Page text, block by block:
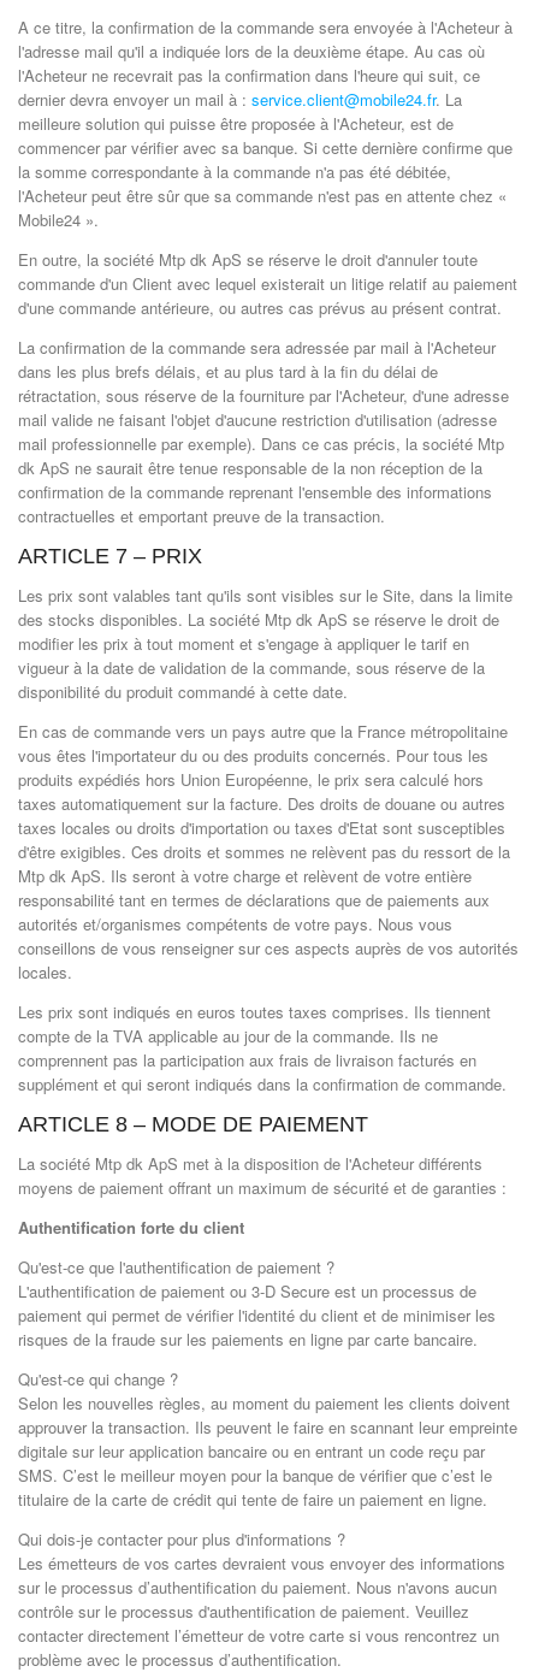
A ce titre, la confirmation de la commande sera envoyée à l'Acheteur à
l'adresse mail qu'il a indiquée lors de la deuxième étape. Au cas où
l'Acheteur ne recevrait pas la confirmation dans l'heure qui suit, ce
dernier devra envoyer un mail à : service.client@mobile24.fr. La
meilleure solution qui puisse être proposée à l'Acheteur, est de
commencer par vérifier avec sa banque. Si cette dernière confirme que
la somme correspondante à la commande n'a pas été débitée,
l'Acheteur peut être sûr que sa commande n'est pas en attente chez «
Mobile24 ».
En outre, la société Mtp dk ApS se réserve le droit d'annuler toute
commande d'un Client avec lequel existerait un litige relatif au paiement
d'une commande antérieure, ou autres cas prévus au présent contrat.
La confirmation de la commande sera adressée par mail à l'Acheteur
dans les plus brefs délais, et au plus tard à la fin du délai de
rétractation, sous réserve de la fourniture par l'Acheteur, d'une adresse
mail valide ne faisant l'objet d'aucune restriction d'utilisation (adresse
mail professionnelle par exemple). Dans ce cas précis, la société Mtp
dk ApS ne saurait être tenue responsable de la non réception de la
confirmation de la commande reprenant l'ensemble des informations
contractuelles et emportant preuve de la transaction.
ARTICLE 7 – PRIX
Les prix sont valables tant qu'ils sont visibles sur le Site, dans la limite
des stocks disponibles. La société Mtp dk ApS se réserve le droit de
modifier les prix à tout moment et s'engage à appliquer le tarif en
vigueur à la date de validation de la commande, sous réserve de la
disponibilité du produit commandé à cette date.
En cas de commande vers un pays autre que la France métropolitaine
vous êtes l'importateur du ou des produits concernés. Pour tous les
produits expédiés hors Union Européenne, le prix sera calculé hors
taxes automatiquement sur la facture. Des droits de douane ou autres
taxes locales ou droits d'importation ou taxes d'Etat sont susceptibles
d'être exigibles. Ces droits et sommes ne relèvent pas du ressort de la
Mtp dk ApS. Ils seront à votre charge et relèvent de votre entière
responsabilité tant en termes de déclarations que de paiements aux
autorités et/organismes compétents de votre pays. Nous vous
conseillons de vous renseigner sur ces aspects auprès de vos autorités
locales.
Les prix sont indiqués en euros toutes taxes comprises. Ils tiennent
compte de la TVA applicable au jour de la commande. Ils ne
comprennent pas la participation aux frais de livraison facturés en
supplément et qui seront indiqués dans la confirmation de commande.
ARTICLE 8 – MODE DE PAIEMENT
La société Mtp dk ApS met à la disposition de l'Acheteur différents
moyens de paiement offrant un maximum de sécurité et de garanties :
Authentification forte du client
Qu'est-ce que l'authentification de paiement ?
L'authentification de paiement ou 3-D Secure est un processus de
paiement qui permet de vérifier l'identité du client et de minimiser les
risques de la fraude sur les paiements en ligne par carte bancaire.
Qu'est-ce qui change ?
Selon les nouvelles règles, au moment du paiement les clients doivent
approuver la transaction. Ils peuvent le faire en scannant leur empreinte
digitale sur leur application bancaire ou en entrant un code reçu par
SMS. C’est le meilleur moyen pour la banque de vérifier que c’est le
titulaire de la carte de crédit qui tente de faire un paiement en ligne.
Qui dois-je contacter pour plus d'informations ?
Les émetteurs de vos cartes devraient vous envoyer des informations
sur le processus d’authentification du paiement. Nous n'avons aucun
contrôle sur le processus d'authentification de paiement. Veuillez
contacter directement l’émetteur de votre carte si vous rencontrez un
problème avec le processus d’authentification.